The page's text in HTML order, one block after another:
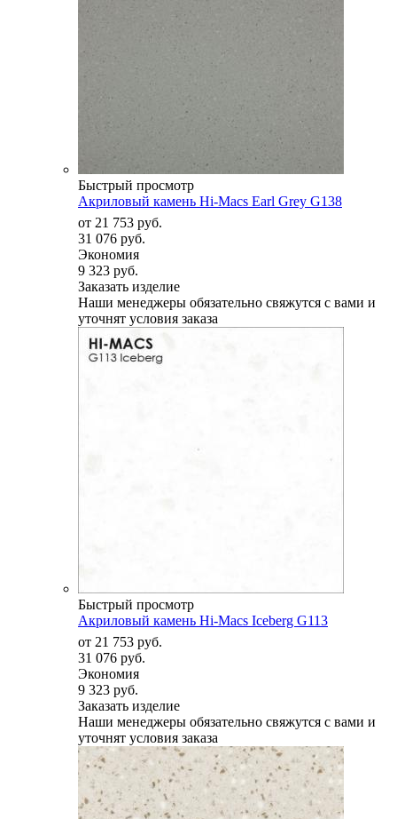
Быстрый просмотр
Акриловый камень Hi-Macs Earl Grey G138
от 21 753 руб.
31 076 руб.
Экономия
9 323 руб.
Заказать изделие
Наши менеджеры обязательно свяжутся с вами и
уточнят условия заказа
Быстрый просмотр
Акриловый камень Hi-Macs Iceberg G113
от 21 753 руб.
31 076 руб.
Экономия
9 323 руб.
Заказать изделие
Наши менеджеры обязательно свяжутся с вами и
уточнят условия заказа